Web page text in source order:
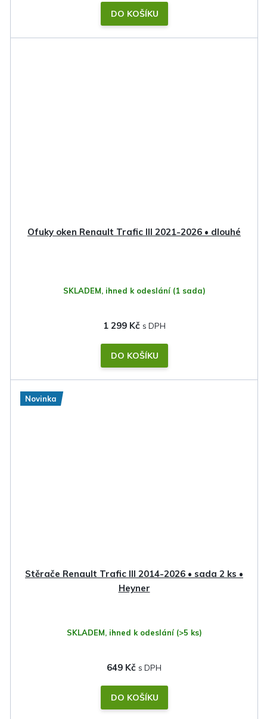
DO KOŠÍKU
Ofuky oken Renault Trafic III 2021-2026 • dlouhé
SKLADEM, ihned k odeslání (1 sada)
1 299 Kč
DO KOŠÍKU
Novinka
Stěrače Renault Trafic III 2014-2026 • sada 2 ks •
Heyner
SKLADEM, ihned k odeslání (>5 ks)
649 Kč
DO KOŠÍKU